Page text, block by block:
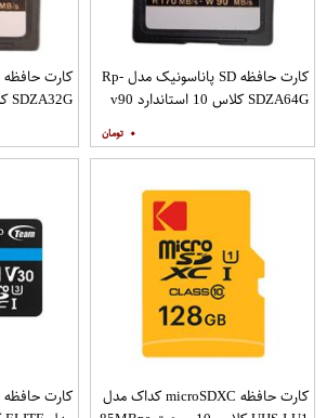
کارت حافظه SD پاناسونیک مدل Rp-
SDZA64G کلاس 10 استاندارد v90
۰
کارت حافظه microSDXC کداک مدل